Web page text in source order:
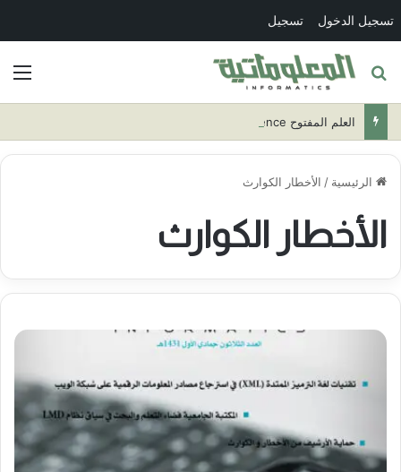
تسجيل الدخول تسجيل
بحث عن
العلم المفتوح Open Science
الرئيسية / الأخطار الكوارث
الأخطار الكوارث